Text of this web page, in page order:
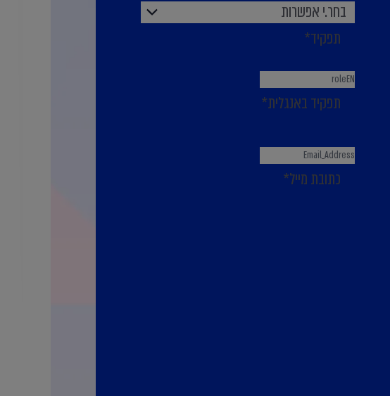
בחר.י אפשרות
תפקיד*
תפקיד באנגלית*
כתובת מייל*